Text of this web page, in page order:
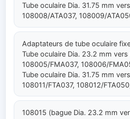
Tube oculaire Dia. 31.75 mm
108008/ATA037, 108009/
Adaptateurs de tube oculaire
Tube oculaire Dia. 23.2 mm
108005/FMA037, 108006/
Tube oculaire Dia. 31.75 mm
108011/FTA037, 108012/
108015 (bague Dia. 23.2 mm